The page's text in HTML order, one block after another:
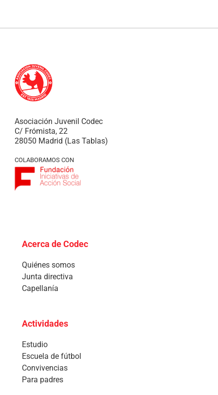
Asociación Juvenil Codec
C/ Frómista, 22
28050 Madrid (Las Tablas)
COLABORAMOS CON
Acerca de Codec
Quiénes somos
Junta directiva
Capellanía
Actividades
Estudio
Escuela de fútbol
Convivencias
Para padres